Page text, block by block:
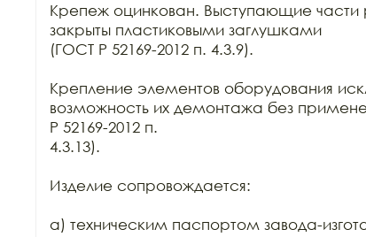
Крепеж оцинкован. Выступающие части
закрыты пластиковыми заглушками
(ГОСТ Р 52169-2012 п. 4.3.9).
Крепление элементов оборудования
возможность их демонтажа без
Р 52169-2012 п.
4.3.13).
Изделие сопровождается:
а) техническим паспортом завода-